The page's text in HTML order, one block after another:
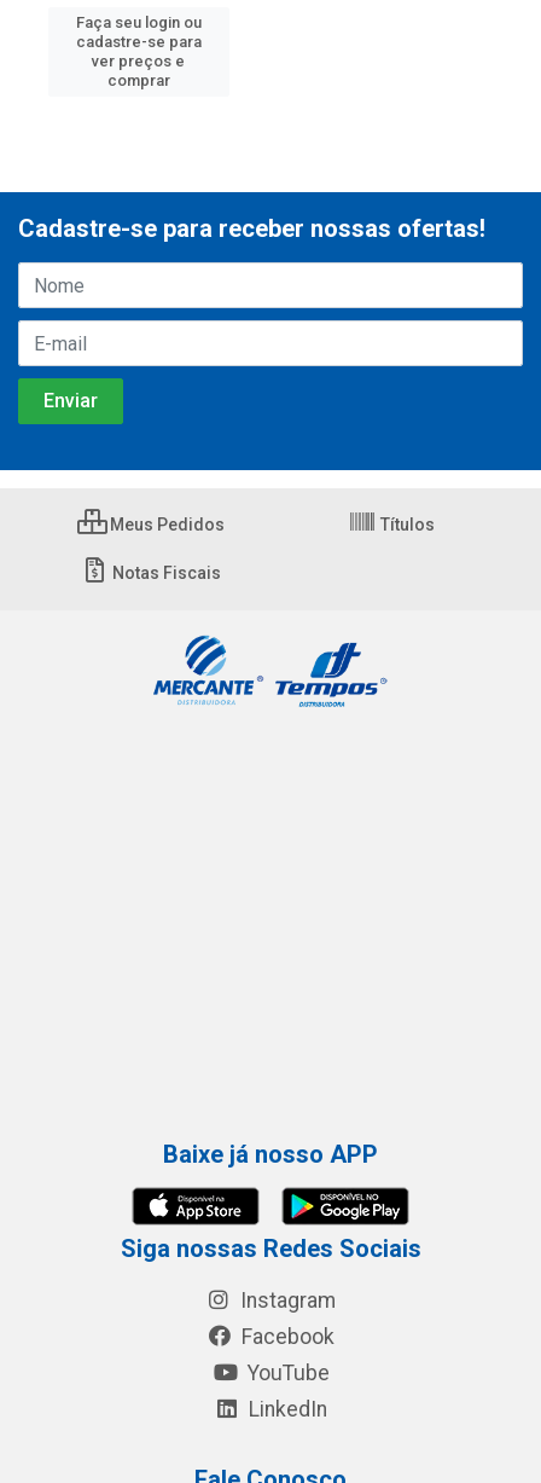
Faça seu login ou
cadastre-se para
ver preços e
comprar
Cadastre-se para receber nossas ofertas!
Meus Pedidos Títulos
Notas Fiscais
Baixe já nosso APP
Siga nossas Redes Sociais
Instagram
Facebook
YouTube
LinkedIn